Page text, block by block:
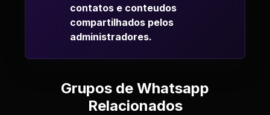
contatos e conteudos
compartilhados pelos
administradores.
Grupos de Whatsapp
Relacionados